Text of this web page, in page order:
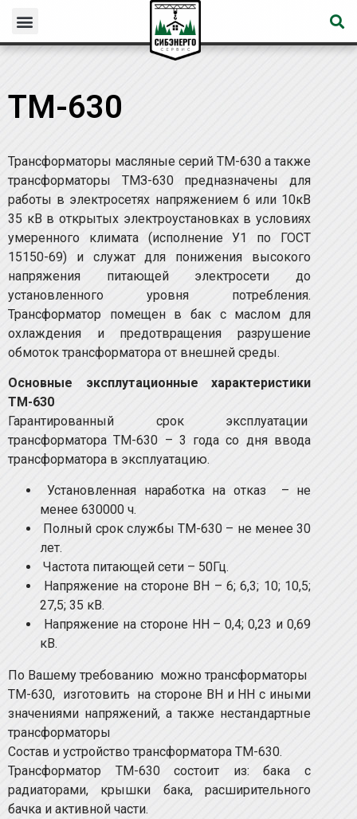
ТМ-630
Трансформаторы масляные серий ТМ-630 а также
трансформаторы ТМЗ-630 предназначены для
работы в электросетях напряжением 6 или 10кВ
35 кВ в открытых электроустановках в условиях
умеренного климата (исполнение У1 по ГОСТ
15150-69) и служат для понижения высокого
напряжения питающей электросети до
установленного уровня потребления.
Трансформатор помещен в бак с маслом для
охлаждения и предотвращения разрушение
обмоток трансформатора от внешней среды.
Основные эксплутационные характеристики
ТМ-630
Гарантированный срок эксплуатации
трансформатора ТМ-630 – 3 года со дня ввода
трансформатора в эксплуатацию.
Установленная наработка на отказ – не
менее 630000 ч.
Полный срок службы ТМ-630 – не менее 30
лет.
Частота питающей сети – 50Гц.
Напряжение на стороне ВН – 6; 6,3; 10; 10,5;
27,5; 35 кВ.
Напряжение на стороне НН – 0,4; 0,23 и 0,69
кВ.
По Вашему требованию можно трансформаторы
ТМ-630, изготовить на стороне ВН и НН с иными
значениями напряжений, а также нестандартные
трансформаторы
Состав и устройство трансформатора ТМ-630.
Трансформатор ТМ-630 состоит из: бака с
радиаторами, крышки бака, расширительного
бачка и активной части.